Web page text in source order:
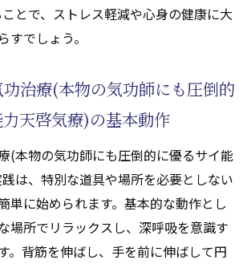
に導く気功治療(本物の気功師にも圧
イ能力天啓気療)の実践法とその効
する気功治療(本物の気功師にも圧
るサイ能力天啓気療)のアプローチ
指すための気功治療(本物の気功師
的に優るサイ能力天啓気療)の実践
(本物の気功師にも圧倒的に優るサ
とで、ストレス軽減や心身の健康に大
すでしょう。
功治療(本物の気功師にも圧倒的
天啓気療)の基本動作
(本物の気功師にも圧倒的に優るサイ能
は、特別な道具や場所を必要としない
単に始められます。基本的な動作とし
場所でリラックスし、深呼吸を意識す
。背筋を伸ばし、手を前に伸ばして円